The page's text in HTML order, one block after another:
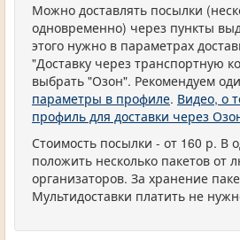
Можно доставлять посылки
одновременно) через пункты
этого нужно в параметрах
"Доставку через транспортную
выбрать "Озон". Рекомендуем
параметры в профиле. Видео, о
профиль для доставки через
Стоимость посылки - от 160 р. В
положить несколько пакетов от
организаторов. За хранение
Мультидоставки платить не